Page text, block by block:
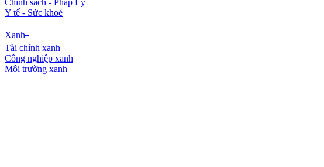
Chính sách - Pháp Lý
Y tế - Sức khoẻ
Xanh+
Tài chính xanh
Công nghiệp xanh
Môi trường xanh